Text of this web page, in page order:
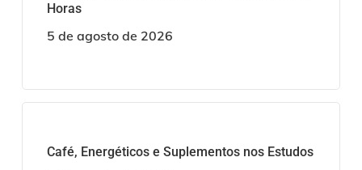
Horas
5 de agosto de 2026
Café, Energéticos e Suplementos nos Estudos